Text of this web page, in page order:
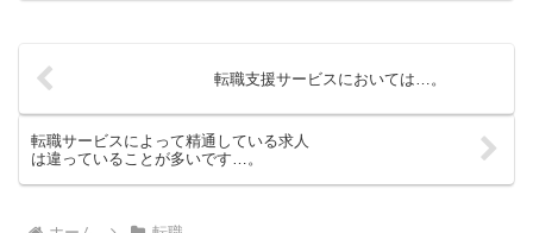
転職支援サービスにおいては…。
転職サービスによって精通している求人
は違っていることが多いです…。